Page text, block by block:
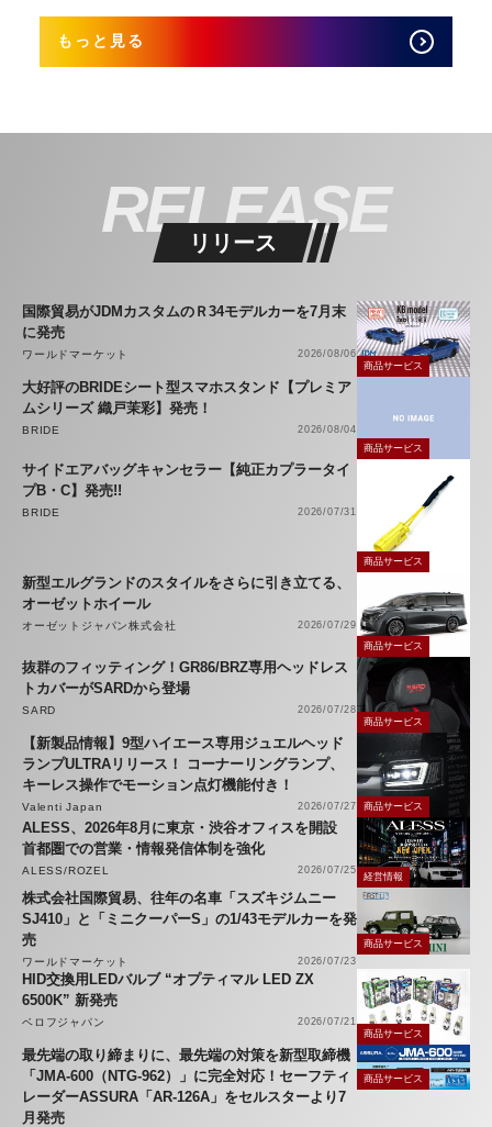
もっと見る
RELEASE
リリース
国際貿易がJDMカスタムのＲ34モデルカーを7月末
に発売
ワールドマーケット
2026/08/06
商品サービス
大好評のBRIDEシート型スマホスタンド【プレミア
ムシリーズ 織戸茉彩】発売！
BRIDE
2026/08/04
商品サービス
サイドエアバッグキャンセラー【純正カプラータイ
プB・C】発売!!
BRIDE 2026/07/31
商品サービス
新型エルグランドのスタイルをさらに引き立てる、
オーゼットホイール
オーゼットジャパン株式会社
2026/07/29
商品サービス
抜群のフィッティング！GR86/BRZ専用ヘッドレス
トカバーがSARDから登場
SARD
2026/07/28
商品サービス
【新製品情報】9型ハイエース専用ジュエルヘッド
ランプULTRAリリース！ コーナーリングランプ、
キーレス操作でモーション点灯機能付き！
Valenti Japan 2026/07/27 商品サービス
ALESS、2026年8月に東京・渋谷オフィスを開設
首都圏での営業・情報発信体制を強化
ALESS/ROZEL 2026/07/25
経営情報
株式会社国際貿易、往年の名車「スズキジムニー
SJ410」と「ミニクーパーS」の1/43モデルカーを発
売
ワールドマーケット 2026/07/23
商品サービス
HID交換用LEDバルブ “オプティマル LED ZX
6500K” 新発売
ベロフジャパン
2026/07/21
商品サービス
最先端の取り締まりに、最先端の対策を新型取締機
「JMA-600（NTG-962）」に完全対応！セーフティ
レーダーASSURA「AR-126A」をセルスターより7
月発売
商品サービス